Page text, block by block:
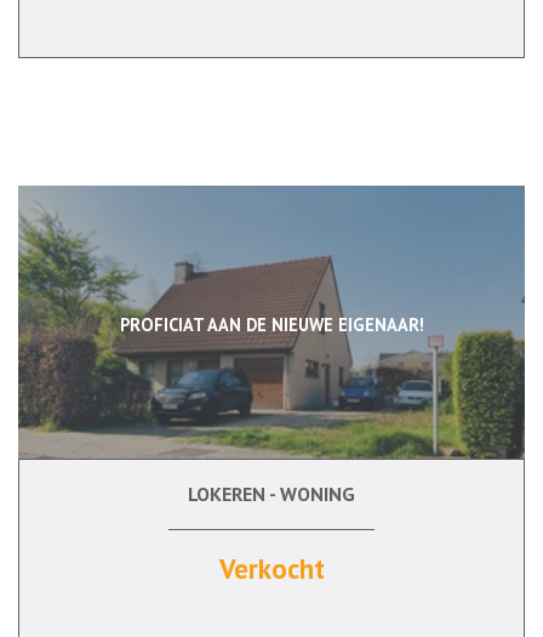
PROFICIAT AAN DE NIEUWE EIGENAAR!
3 Ja
LOKEREN - WONING
Verkocht